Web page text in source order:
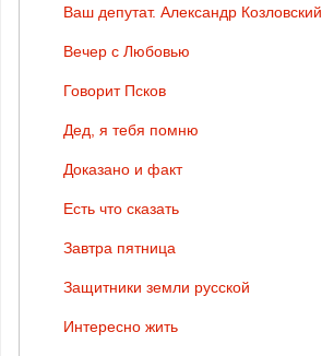
Ваш депутат. Александр Козловский
Вечер с Любовью
Говорит Псков
Дед, я тебя помню
Доказано и факт
Есть что сказать
Завтра пятница
Защитники земли русской
Интересно жить